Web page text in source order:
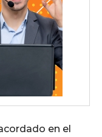
en el